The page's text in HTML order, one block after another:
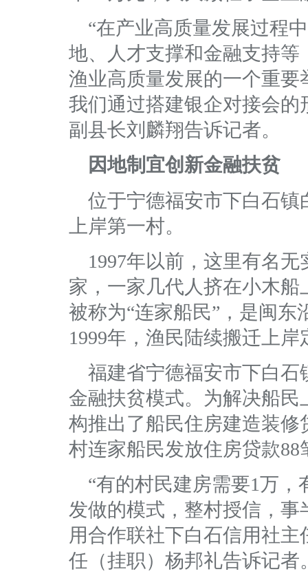
“在产业高质量发展过程
地、人才支撑和金融支持
渔业高质量发展的一个重
我们通过搭建银企对接会
副县长刘麟翔告诉记者。
因地制宜创新金融扶贫
位于宁德福安市下白石
上岸第一村。
1997年以前，这里有名
家，一家几代人挤在小木船
被称为“连家船民”，是闽东
1999年，渔民陆续搬迁上
福建省宁德福安市下白
金融扶贫模式。为解决船
构推出了船民住房建造装修
村连家船民发放住房贷款88
“有的村民建房需要1万
发做的模式，整村授信，
用合作联社下白石信用社
任（挂职）杨邦礼告诉记者